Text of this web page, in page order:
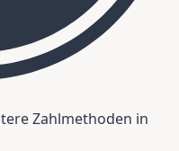
Zahlmethoden in